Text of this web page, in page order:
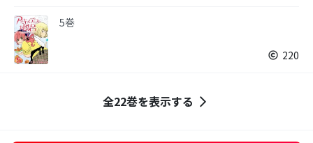
5巻
220
全22巻を表示する